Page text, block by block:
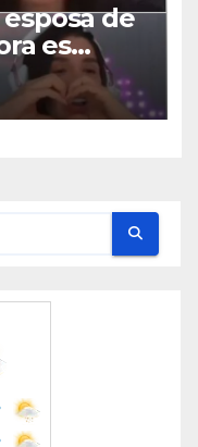
de
es